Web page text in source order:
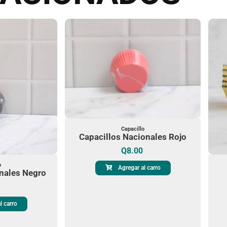
Negro
carro
Capacillo
Capacillos Nacionales Rojo
Q8.00
Agregar al carro